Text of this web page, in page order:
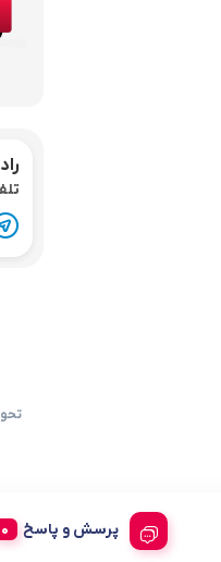
راد
تحویل 100
پرسش و پاسخ